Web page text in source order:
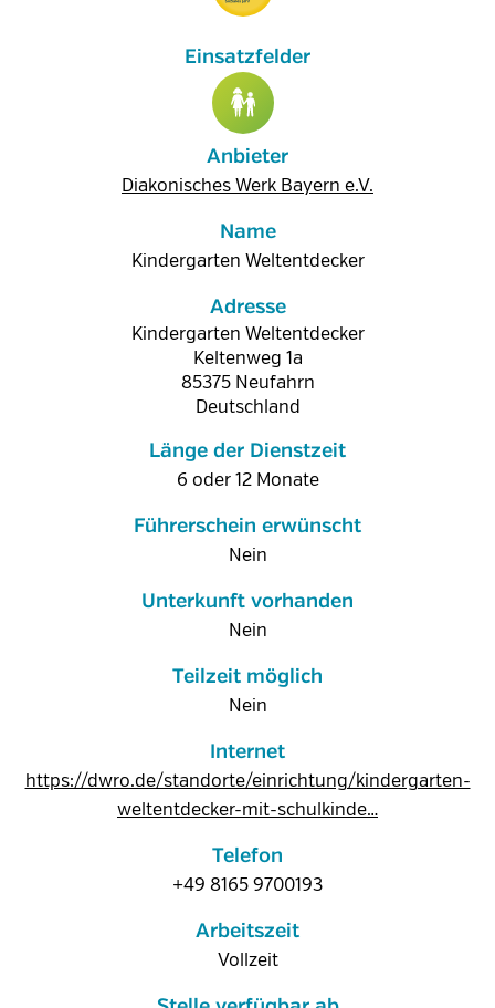
Anbieter
Diakonisches Werk Bayern e.V.
Name
Kindergarten Weltentdecker
Adresse
Kindergarten Weltentdecker
Keltenweg 1a
85375 Neufahrn
Deutschland
Länge der Dienstzeit
6 oder 12 Monate
Führerschein erwünscht
Nein
Unterkunft vorhanden
Nein
Teilzeit möglich
Nein
Internet
https://dwro.de/standorte/einrichtung/kindergarten-
weltentdecker-mit-schulkinde…
Telefon
+49 8165 9700193
Arbeitszeit
Vollzeit